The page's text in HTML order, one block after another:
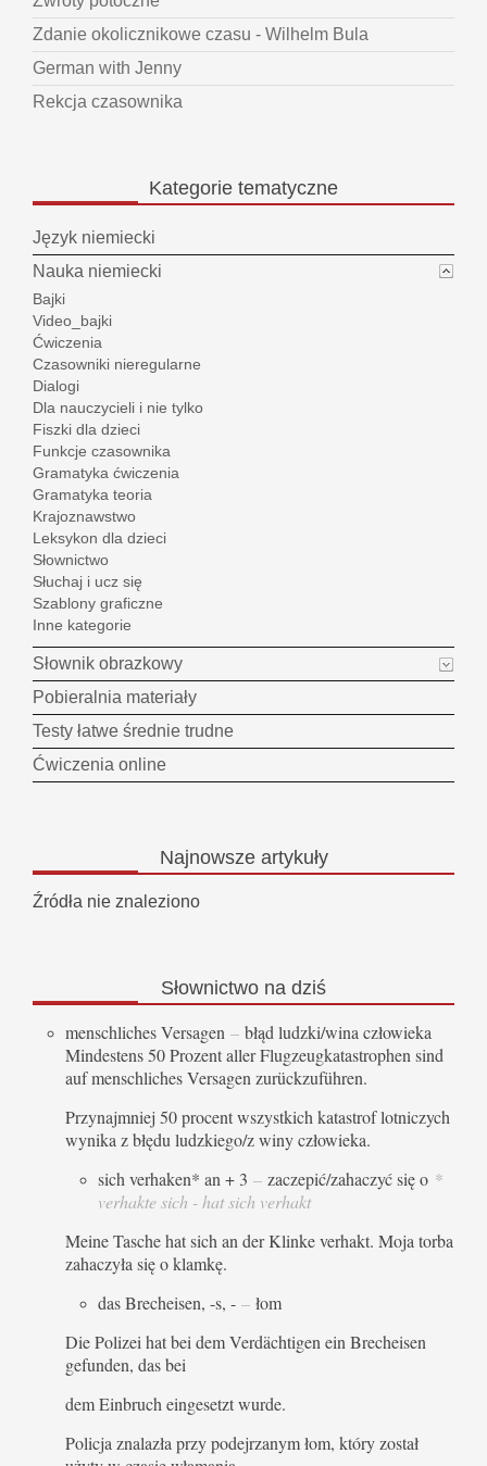
Zdanie okolicznikowe czasu - Wilhelm Bula
German with Jenny
Rekcja czasownika
Kategorie tematyczne
Język niemiecki
Nauka niemiecki
Bajki
Video_bajki
Ćwiczenia
Czasowniki nieregularne
Dialogi
Dla nauczycieli i nie tylko
Fiszki dla dzieci
Funkcje czasownika
Gramatyka ćwiczenia
Gramatyka teoria
Krajoznawstwo
Leksykon dla dzieci
Słownictwo
Słuchaj i ucz się
Szablony graficzne
Inne kategorie
Słownik obrazkowy
Pobieralnia materiały
Testy łatwe średnie trudne
Ćwiczenia online
Najnowszeartykuły
Źródła nie znaleziono
Słownictwo na dziś
menschliches Versagen – błąd ludzki/wina człowieka
Mindestens 50 Prozent aller Flugzeugkatastrophen sind
auf menschliches Versagen zurückzuführen.
Przynajmniej 50 procent wszystkich katastrof lotniczych
wynika z błędu ludzkiego/z winy człowieka.
sich verhaken* an + 3 – zaczepić/zahaczyć się o *
verhakte sich - hat sich verhakt
Meine Tasche hat sich an der Klinke verhakt. Moja torba
zahaczyła się o klamkę.
das Brecheisen, -s, - – łom
Die Polizei hat bei dem Verdächtigen ein Brecheisen
gefunden, das bei
dem Einbruch eingesetzt wurde.
Policja znalazła przy podejrzanym łom, który został